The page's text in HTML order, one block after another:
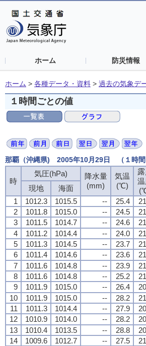
ホーム 防災情報
ホーム > 各種データ・資料 > 過去の気象デ
１時間ごとの値
那覇（沖縄県) 2005年10月29日 （１時間
時
気圧(hPa)
降水量
(mm)
気温
(℃)
現地
海面
1
1012.3 1015.5 -- 25.4
2
1011.8 1015.0 -- 24.5
3
1011.5 1014.7 -- 24.6
4
1011.2 1014.4 -- 24.0
5
1011.3 1014.5 -- 23.7
6
1011.4 1014.6 -- 23.6
7
1011.6 1014.8 -- 23.9
8
1011.6 1014.8 -- 25.2
9
1011.9 1015.0 -- 26.4
10
1011.9 1015.0 -- 28.2
11
1011.3 1014.4 -- 27.9
12
1010.9 1014.0 -- 28.2
13
1010.4 1013.5 -- 28.8
14
1009.6 1012.7 -- 27.5